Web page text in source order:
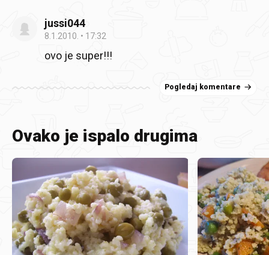
jussi044
8.1.2010. 17:32
ovo je super!!!
Pogledaj komentare
Ovako je ispalo drugima